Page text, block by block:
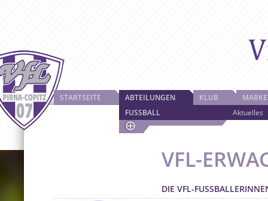
STARTSEITE
ABTEILUNGEN
FUSSBALL
Aktuelles
KLUB
VFL-
DIE VFL-